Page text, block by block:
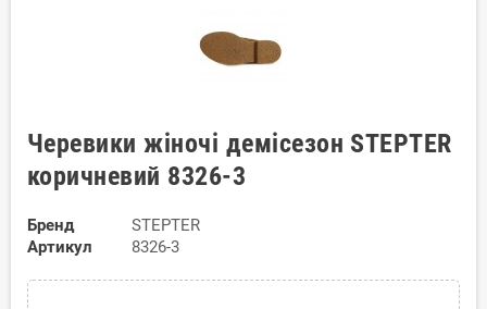
Черевики жіночі демісезон STEPTER
коричневий 8326-3
Бренд
STEPTER
Артикул
8326-3